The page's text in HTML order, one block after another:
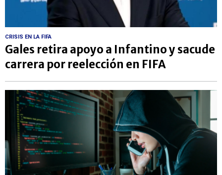
CRISIS EN LA FIFA
Gales retira apoyo a Infantino y sacude
carrera por reelección en FIFA